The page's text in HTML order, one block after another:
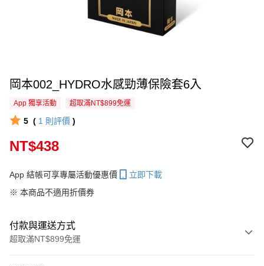
岡本002_HYDRO水感勁薄保險套6入
App 獨享活動 超取滿NT$899免運
5 ( 1 則評價 )
NT$438
App 結帳可享專屬活動優惠價
立即下載
※ 本商品不適用折價券
付款與運送方式
超取滿NT$899免運